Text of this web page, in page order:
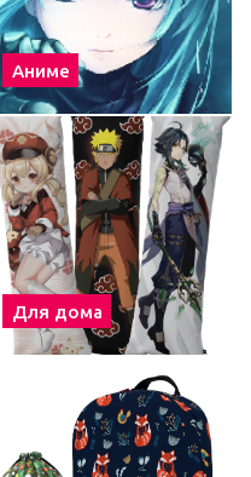
Аниме
Для дома